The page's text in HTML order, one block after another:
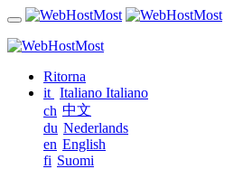
Ritorna
it Italiano Italiano
ch 中文
du Nederlands
en English
fi Suomi